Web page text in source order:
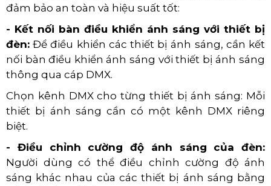
đảm bảo an toàn và hiệu suất tốt:
- Kết nối bàn điều khiển ánh sáng với thiết bị
đèn: Để điều khiển các thiết bị ánh sáng, cần kết
nối bàn điều khiển ánh sáng với thiết bị ánh sáng
thông qua cáp DMX.
Chọn kênh DMX cho từng thiết bị ánh sáng: Mỗi
thiết bị ánh sáng cần có một kênh DMX riêng
biệt.
- Điều chỉnh cường độ ánh sáng của đèn:
Người dùng có thể điều chỉnh cường độ ánh
sáng khác nhau của các thiết bị ánh sáng bằng